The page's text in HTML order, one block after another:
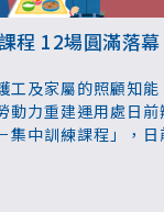
程 12場圓滿落幕
工及家屬的照顧知
動力重建運用處日
集中訓練課程」，
的路上通力合作、